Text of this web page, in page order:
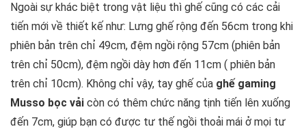
Ngoài sự khác biệt trong vật liệu thì ghế cũng có các cải
tiến mới về thiết kế như: Lưng ghế rộng đến 56cm trong khi
phiên bản trên chỉ 49cm, đệm ngồi rộng 57cm (phiên bản
trên chỉ 50cm), đệm ngồi dày hơn đến 11cm ( phiên bản
trên chỉ 10cm). Không chỉ vậy, tay ghế của ghế gaming
Musso bọc vải còn có thêm chức năng tịnh tiến lên xuống
đến 7cm, giúp bạn có được tư thế ngồi thoải mái ở mọi tư